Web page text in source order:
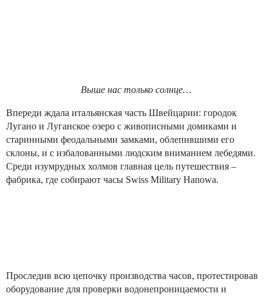
Выше нас только солнце…
Впереди ждала итальянская часть Швейцарии: городок
Лугано и Луганское озеро с живописными домиками и
старинными феодальными замками, облепившими его
склоны, и с избалованными людским вниманием лебедями.
Среди изумрудных холмов главная цель путешествия –
фабрика, где собирают часы Swiss Military Hanowa.
Проследив всю цепочку производства часов, протестировав
оборудование для проверки водонепроницаемости и